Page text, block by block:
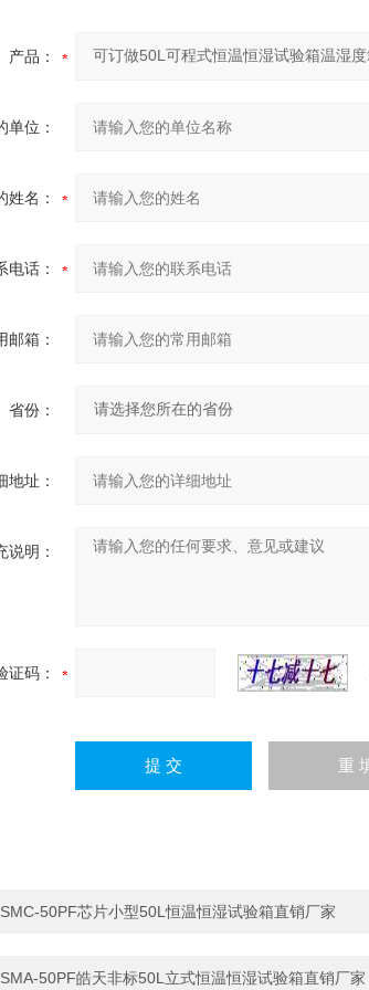
产品：
单位：
姓名：
电话：
邮箱：
省份：
地址：
说明：
证码：
SMC-50PF芯片小型50L恒温恒湿试验箱直销厂家
SMA-50PF皓天非标50L立式恒温恒湿试验箱直销厂家